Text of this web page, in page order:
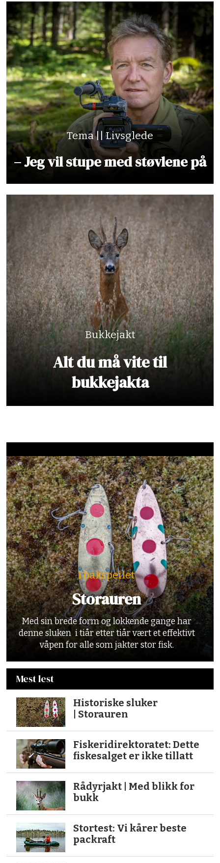
Tema || Livsglede
– Jeg vil stupe med støvlene på
Bukkejakt
Alt du må vite til
bukkejakta
I bakspeilet
Storauren
Med sin brede form og lokkende gange har
denne sluken i tiår etter tiår vært et effektivt
våpen for alle som jakter stor fisk.
Mest lest
Historiske sluker
| Storauren
Fiskeridirektoratet: Dette
fiskesalget er ikke tillatt
Rådyrjakt | Med blikk for
bukk
Stortest: Vi kårer beste
packraft